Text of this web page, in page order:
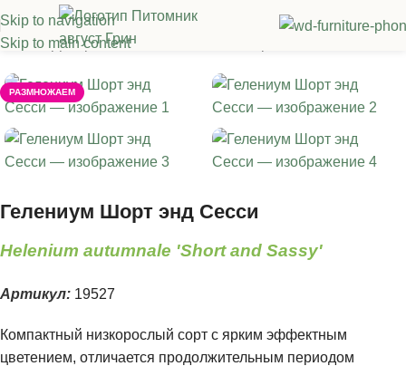
Skip to navigation
Skip to main content
/Декоративные многолетники
РАЗМНОЖАЕМ
Гелениум Шорт энд Сесси
Helenium autumnale 'Short and Sassy'
Артикул: 19527
Компактный низкорослый сорт с ярким эффектным
цветением, отличается продолжительным периодом